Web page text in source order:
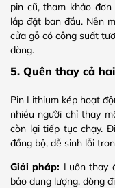
pin cũ, tham khảo
lắp đặt ban đầu. Nên
cửa gỗ có công suất
dòng.
5. Quên thay cả
Pin Lithium kép hoạt
nhiều người chỉ thay
còn lại tiếp tục chạy.
đồng bộ, dễ sinh lỗi
Giải pháp: Luôn thay
bảo dung lượng, dòng